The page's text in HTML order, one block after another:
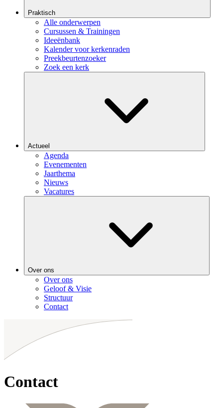
Praktisch
Alle onderwerpen
Cursussen & Trainingen
Ideeënbank
Kalender voor kerkenraden
Preekbeurtenzoeker
Zoek een kerk
Actueel
Agenda
Evenementen
Jaarthema
Nieuws
Vacatures
Over ons
Over ons
Geloof & Visie
Structuur
Contact
Contact